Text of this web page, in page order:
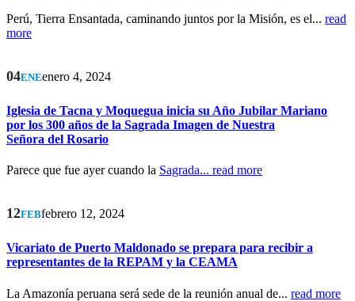
Perú, Tierra Ensantada, caminando juntos por la Misión, es el... read
more
04ENEenero 4, 2024
Iglesia de Tacna y Moquegua inicia su Año Jubilar Mariano
por los 300 años de la Sagrada Imagen de Nuestra
Señora del Rosario
Parece que fue ayer cuando la Sagrada... read more
12FEBfebrero 12, 2024
Vicariato de Puerto Maldonado se prepara para recibir a
representantes de la REPAM y la CEAMA
La Amazonía peruana será sede de la reunión anual de... read more